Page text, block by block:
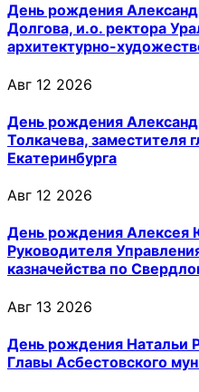
День рождения
Долгова, и.о. ректора
архитектурно-
Авг 12 2026
День рождения
Толкачева, заместителя
Екатеринбурга
Авг 12 2026
День рождения Алексея
Руководителя
казначейства по
Авг 13 2026
День рождения Натальи
Главы Асбестовского